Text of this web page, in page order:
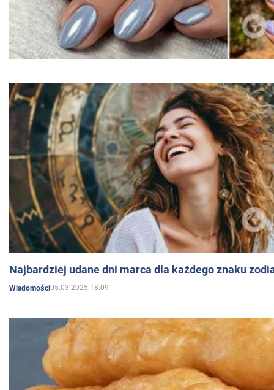
Najbardziej udane dni marca dla każdego znaku
Wiadomości05.03.2025 18:09